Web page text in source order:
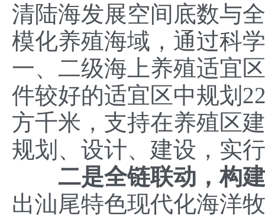
清陆海发展空间底数与
模化养殖海域，通过科
一、二级海上养殖适宜
件较好的适宜区中规划
方千米，支持在养殖区
规划、设计、建设，实
二是全链联动，构
出汕尾特色现代化海洋